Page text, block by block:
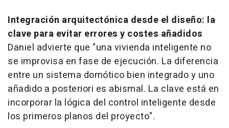
Integración arquitectónica desde el diseño: la
clave para evitar errores y costes añadidos
Daniel advierte que "una vivienda inteligente no
se improvisa en fase de ejecución. La diferencia
entre un sistema domótico bien integrado y uno
añadido a posteriori es abismal. La clave está en
incorporar la lógica del control inteligente desde
los primeros planos del proyecto".